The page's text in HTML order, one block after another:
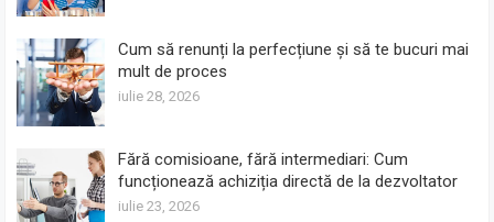
Cum să renunți la perfecțiune și să te bucuri mai
mult de proces
iulie 28, 2026
Fără comisioane, fără intermediari: Cum
funcționează achiziția directă de la dezvoltator
iulie 23, 2026